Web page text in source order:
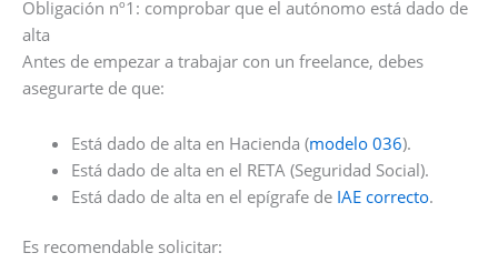
Obligación nº1: comprobar que el autónomo está dado de
alta
Antes de empezar a trabajar con un freelance, debes
asegurarte de que:
Está dado de alta en Hacienda (modelo 036).
Está dado de alta en el RETA (Seguridad Social).
Está dado de alta en el epígrafe de IAE correcto.
Es recomendable solicitar: